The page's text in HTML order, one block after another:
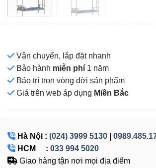
Vận chuyển, lắp đặt nhanh
Bảo hành miễn phí 1 năm
Bảo trì trọn vòng đời sản phẩm
Giá trên web áp dụng Miền Bắc
Hà Nội : (024) 3999 5130
HCM : 033 994 5020
Giao hàng tận nơi mọi địa điểm